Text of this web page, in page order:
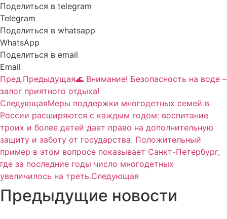
Поделиться в telegram
Telegram
Поделиться в whatsapp
WhatsApp
Поделиться в email
Email
Пред.Предыдущая🌊 Внимание! Безопасность на воде –
залог приятного отдыха!
СледующаяМеры поддержки многодетных семей в
России расширяются с каждым годом: воспитание
троих и более детей дает право на дополнительную
защиту и заботу от государства. Положительный
пример в этом вопросе показывает Санкт-Петербург,
где за последние годы число многодетных
увеличилось на треть.Следующая
Предыдущие новости